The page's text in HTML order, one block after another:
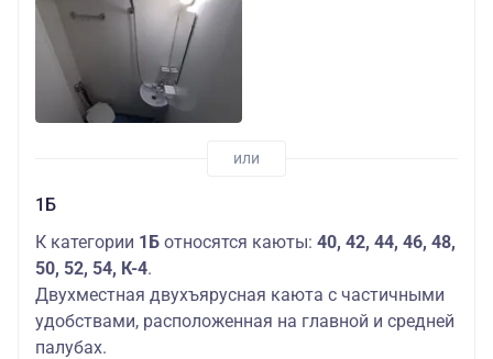
1Б
К категории 1Б относятся каюты: 40, 42, 44, 46, 48,
50, 52, 54, К-4.
Двухместная двухъярусная каюта с частичными
удобствами, расположенная на главной и средней
палубах.